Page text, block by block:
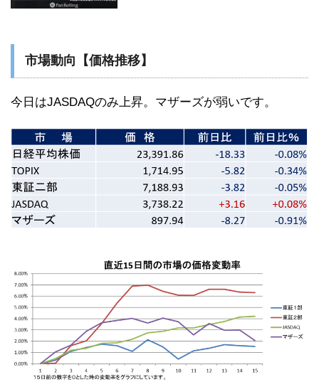
市場動向【価格推移】
今日はJASDAQのみ上昇。マザーズが弱いです。